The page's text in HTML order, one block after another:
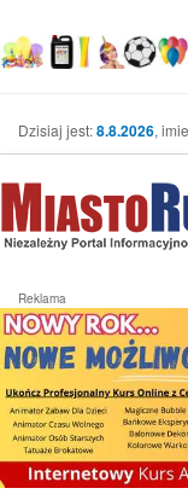
Dzisiaj jest:8.8.2026,
Reklama